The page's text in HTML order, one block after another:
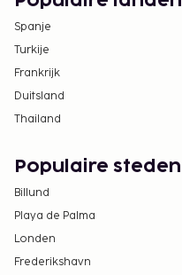
Spanje
Turkije
Frankrijk
Duitsland
Thailand
Populaire steden
Billund
Playa de Palma
Londen
Frederikshavn